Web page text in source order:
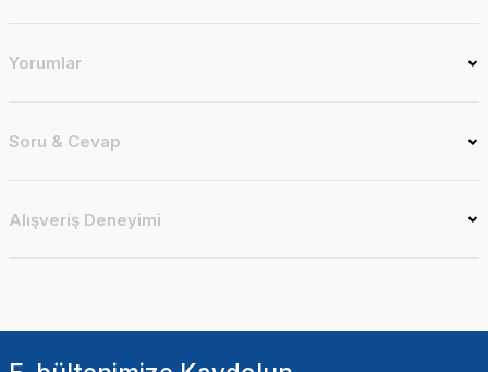
Yorumlar
Soru & Cevap
Alışveriş Deneyimi